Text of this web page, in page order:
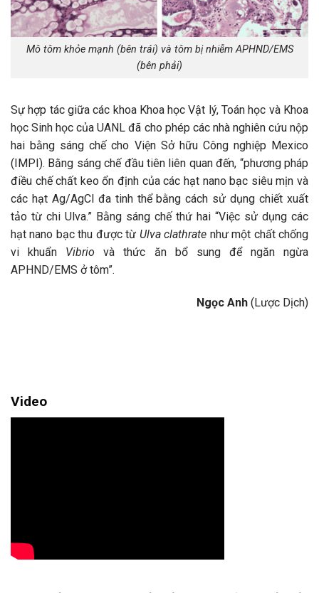
Mô tôm khỏe mạnh (bên trái) và tôm bị nhiễm APHND/EMS
(bên phải)
Sự hợp tác giữa các khoa Khoa học Vật lý, Toán học và Khoa
học Sinh học của UANL đã cho phép các nhà nghiên cứu nộp
hai bằng sáng chế cho Viện Sở hữu Công nghiệp Mexico
(IMPI). Bằng sáng chế đầu tiên liên quan đến, “phương pháp
điều chế chất keo ổn định của các hạt nano bạc siêu mịn và
các hạt Ag/AgCl đa tinh thể bằng cách sử dụng chiết xuất
tảo từ chi Ulva.” Bằng sáng chế thứ hai “Việc sử dụng các
hạt nano bạc thu được từ Ulva clathrate như một chất chống
vi khuẩn Vibrio và thức ăn bổ sung để ngăn ngừa
APHND/EMS ở tôm”.
Ngọc Anh (Lược Dịch)
Video